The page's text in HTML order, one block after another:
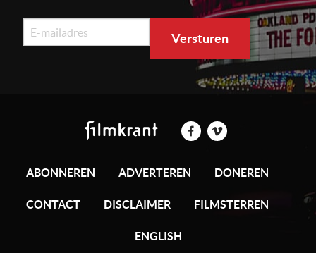
ABONNEREN ADVERTEREN DONEREN
CONTACT DISCLAIMER FILMSTERREN
ENGLISH